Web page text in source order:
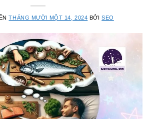
THÁNG MƯỜI MỘT 14, 2024 BỞISEO